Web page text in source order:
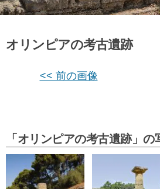
オリンピアの考古遺跡
<< 前の画像
「オリンピアの考古遺跡」の